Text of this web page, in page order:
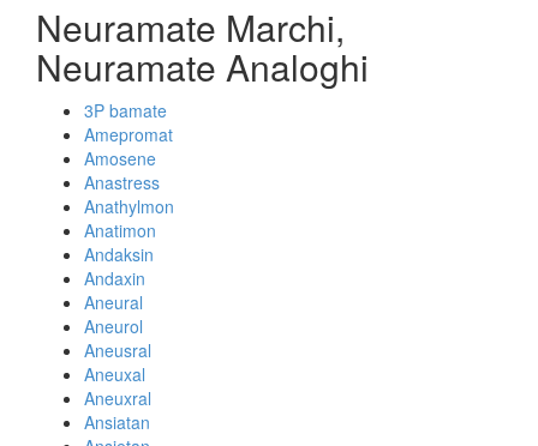
Neuramate Marchi,
Neuramate Analoghi
3P bamate
Amepromat
Amosene
Anastress
Anathylmon
Anatimon
Andaksin
Andaxin
Aneural
Aneurol
Aneusral
Aneuxal
Aneuxral
Ansiatan